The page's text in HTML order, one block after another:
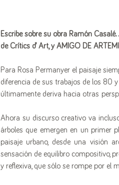
Escribe sobre su obra Ramón
de Crítics d’ Art, y AMIGO DE
Para Rosa Permanyer el paisaje
diferencia de sus trabajos de los 80
últimamente deriva hacia otras
Ahora su discurso creativo va
árboles que emergen en un primer
paisaje urbano, desde una visión
sensación de equilibro compositivo,
y reflexiva, que sólo se rompe por el